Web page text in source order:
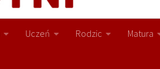
Uczeń Rodzic Matura